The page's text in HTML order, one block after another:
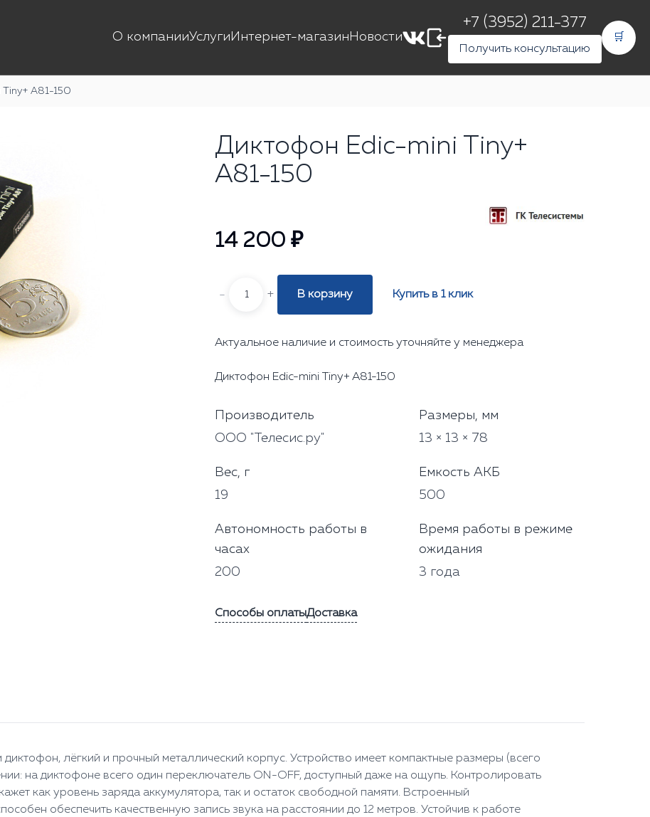
О компанииУслуги Интернет-магазин Новости
+7 (3952) 211-377
Получить консультацию
🛒
A81-150
Диктофон Edic-mini Tiny+
A81-150
14 200 ₽
- + В корзину Купить в 1 клик
Актуальное наличие и стоимость уточняйте у менеджера
Диктофон Edic-mini Tiny+ A81-150
Производитель
ООО "Телесис.ру"
Размеры, мм
13 × 13 × 78
Вес, г
19
Емкость АКБ
500
Автономность работы в
часах
200
Время работы в режиме
ожидания
3 года
Способы оплатыДоставка
лёгкий и прочный металлический корпус. Устройство имеет компактные размеры (всего
на диктофоне всего один переключатель ON-OFF, доступный даже на ощупь. Контролировать
как уровень заряда аккумулятора, так и остаток свободной памяти. Встроенный
обеспечить качественную запись звука на расстоянии до 12 метров. Устойчив к работе